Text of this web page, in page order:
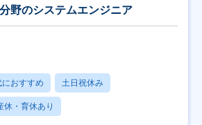
野のシステムエンジニア
おすすめ 土日祝休み
休・育休あり